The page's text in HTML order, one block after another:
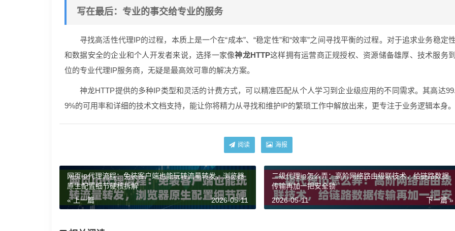
写在最后：专业的事交给专业的服务
寻找高活性代理IP的过程，本质上是一个在“成本”、“稳定性”和“效率”之间寻找平衡的过程。对于追求业务稳定
和数据安全的企业和个人开发者来说，选择一家像神龙HTTP这样拥有运营商正规授权、资源储备雄厚、技术服务
位的专业代理IP服务商，无疑是最高效可靠的解决方案。
神龙HTTP提供的多种IP类型和灵活的计费方式，可以精准匹配从个人学习到企业级应用的不同需求。其高达
9%的可用率和详细的技术文档支持，能让你将精力从寻找和维护IP的繁琐工作中解放出来，更专注于业务逻辑本身。
阅读 海报
网页ip代理流程：免装客户端也能玩转流量转发，浏览器
原生配置细节硬核拆解
« 上一篇 2026-05-11
二级代理ip怎么弄：高阶网络路由级联技术，给链路数据
传输再加一把安全锁
下一篇 »
2026-05-11